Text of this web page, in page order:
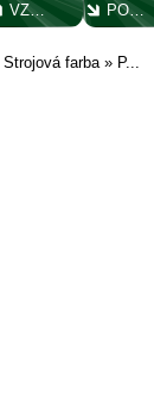
VZOROVÝ FORMULÁR ODSTÚPENIA OD ZMLUVY POUČENIE O UPLATNENÍ PRÁVA SPOTREBITEĽA
Strojová farba» P...